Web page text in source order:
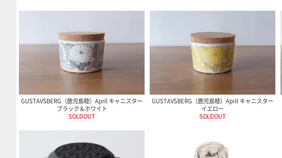
GUSTAVSBERG（鹿児島睦）April キャニスター
ブラック＆ホワイト
SOLDOUT
GUSTAVSBERG（鹿児島睦）April キャニスター
イエロー
SOLDOUT